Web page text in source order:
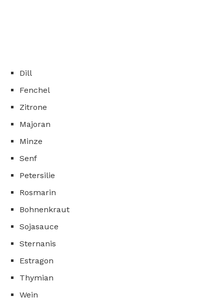
Dill
Fenchel
Zitrone
Majoran
Minze
Senf
Petersilie
Rosmarin
Bohnenkraut
Sojasauce
Sternanis
Estragon
Thymian
Wein